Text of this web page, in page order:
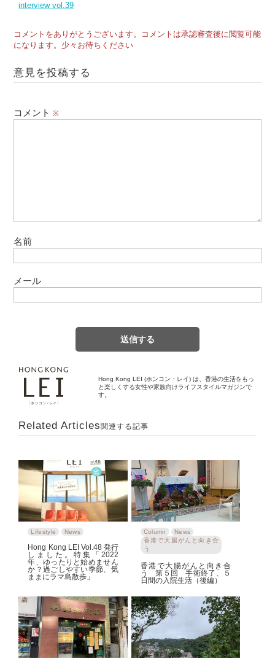
interview vol.39
コメントをありがとうございます。コメントは承認審査後に閲覧可能
になります。少々お待ちください
意見を投稿する
コメント※
名前
メール
Hong Kong LEI (ホンコン・レイ) は、香港の生活をもっ
と楽しくする女性や家族向けライフスタイルマガジンで
す。
Related Articles 関連する記事
Lifestyle News
Hong Kong LEI Vol.48 発行
しました。特集「2022
年、ゆったりと始めません
か？過ごしやすい季節、気
ままにラマ島散歩」
Column
News
香港で大腸がんと向き合
う
香港で大腸がんと向き合
う 第５回 手術終了、５
日間の入院生活（後編）